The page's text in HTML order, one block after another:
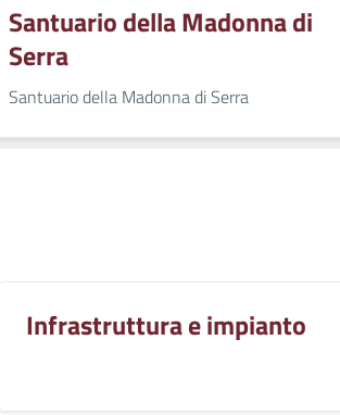
Santuario della Madonna di
Serra
Santuario della Madonna di Serra
Infrastruttura e impianto